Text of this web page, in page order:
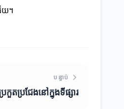
យ។
បន្ទាប់
កួតប្រជែងនៅក្នុងទីផ្សារ